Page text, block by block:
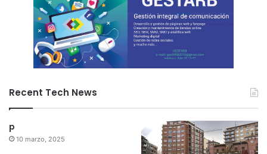
Recent Tech News
p
10 marzo, 2025